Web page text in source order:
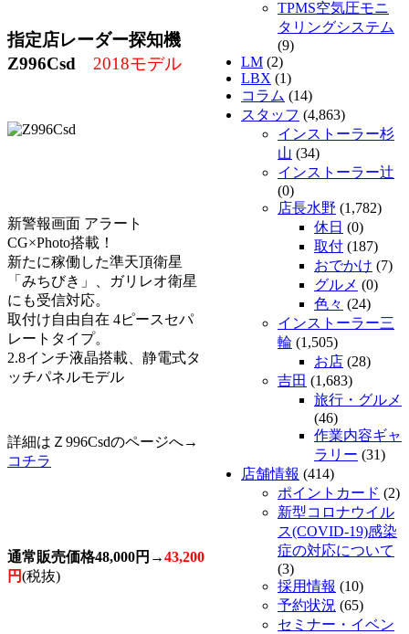
指定店レーダー探知機
Z996Csd 2018モデル
新警報画面 アラート
CG×Photo搭載！
新たに稼働した準天頂衛星
「みちびき」、ガリレオ衛星
にも受信対応。
取付け自由自在 4ピースセパ
レートタイプ。
2.8インチ液晶搭載、静電式タ
ッチパネルモデル
詳細はＺ996Csdのページへ→
コチラ
通常販売価格48,000円→43,200
円(税抜)
TPMS空気圧モニ
タリングシステム
(9)
LM (2)
LBX (1)
コラム (14)
スタッフ (4,863)
インストーラー杉
山 (34)
インストーラー辻
(0)
店長水野 (1,782)
休日 (0)
取付 (187)
おでかけ (7)
グルメ (0)
色々 (24)
インストーラー三
輪 (1,505)
お店 (28)
吉田 (1,683)
旅行・グルメ
(46)
作業内容ギャ
ラリー (31)
店舗情報 (414)
ポイントカード (2)
新型コロナウイル
ス(COVID-19)感染
症の対応について
(3)
採用情報 (10)
予約状況 (65)
セミナー・イベン